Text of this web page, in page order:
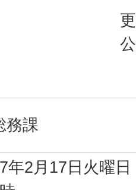
務課
年2月17日火曜日